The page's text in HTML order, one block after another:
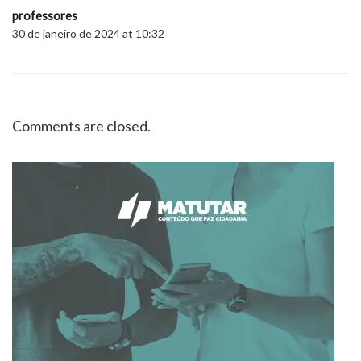
professores
30 de janeiro de 2024 at 10:32
Comments are closed.